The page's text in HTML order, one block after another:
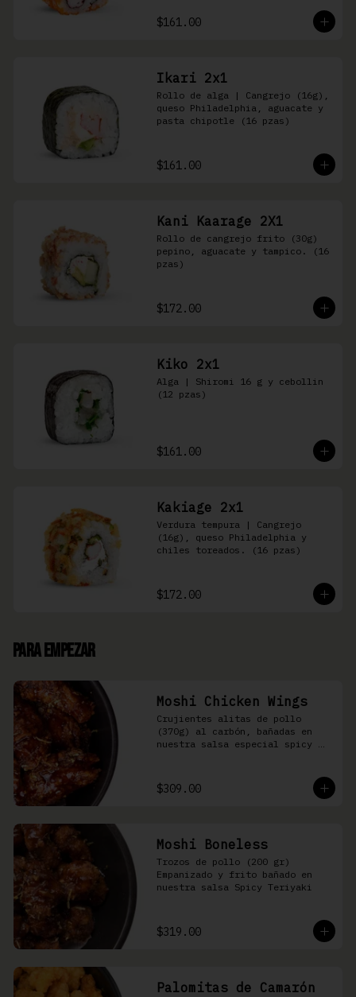
$161.00
Ikari 2x1
Rollo de alga | Cangrejo (16g),
queso Philadelphia, aguacate y
pasta chipotle (16 pzas)
$161.00
Kani Kaarage 2X1
Rollo de cangrejo frito (30g)
pepino, aguacate y tampico. (16
pzas)
$172.00
Kiko 2x1
Alga | Shiromi 16 g y cebollin
(12 pzas)
$161.00
Kakiage 2x1
Verdura tempura | Cangrejo
(16g), queso Philadelphia y
chiles toreados. (16 pzas)
$172.00
Para Empezar
Moshi Chicken Wings
Crujientes alitas de pollo
(370g) al carbón, bañadas en
nuestra salsa especial spicy
$309.00
Moshi Boneless
Trozos de pollo (200 gr)
Empanizado y frito bañado en
nuestra salsa Spicy Teriyaki
$319.00
Palomitas de Camarón